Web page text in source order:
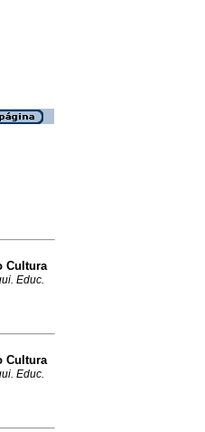
Cultura
Educ.
Cultura
Educ.